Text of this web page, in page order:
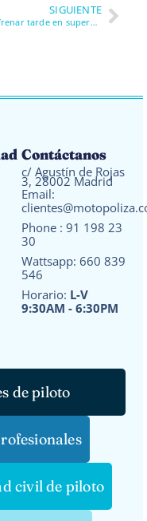
SIGUIENTE
Cómo frenar tarde en supermotard sin bloquear: técnica real de entrada cruzada en karting
Contáctanos
c/ Agustín de Rojas
3, 28002 Madrid
Email:
Phone : 91 198 23
30
Wattsapp: 660 839
546
Horario: L-V
9:30AM - 6:30PM
de piloto
civil de piloto